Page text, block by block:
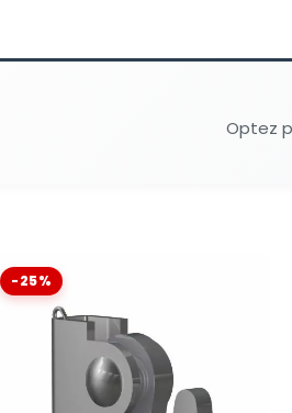
Optez
-25%